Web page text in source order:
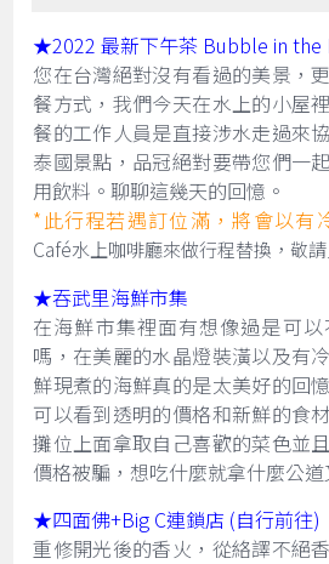
★2022 最新下午茶 Bubble in the
您在台灣絕對沒有看過的美景，
餐方式，我們今天在水上的小屋
餐的工作人員是直接涉水走過來
泰國景點，品冠絕對要帶您們一
用飲料。聊聊這幾天的回憶。
*此行程若遇訂位滿，將會以有
Café水上咖啡廳來做行程替換，敬請
★吞武里海鮮市集
在海鮮市集裡面有想像過是可
嗎，在美麗的水晶燈裝潢以及有
鮮現煮的海鮮真的是太美好的回
可以看到透明的價格和新鮮的食
攤位上面拿取自己喜歡的菜色並
價格被騙，想吃什麼就拿什麼公道
★四面佛+Big C連鎖店 (自行前往)
重修開光後的香火，從絡譯不絕